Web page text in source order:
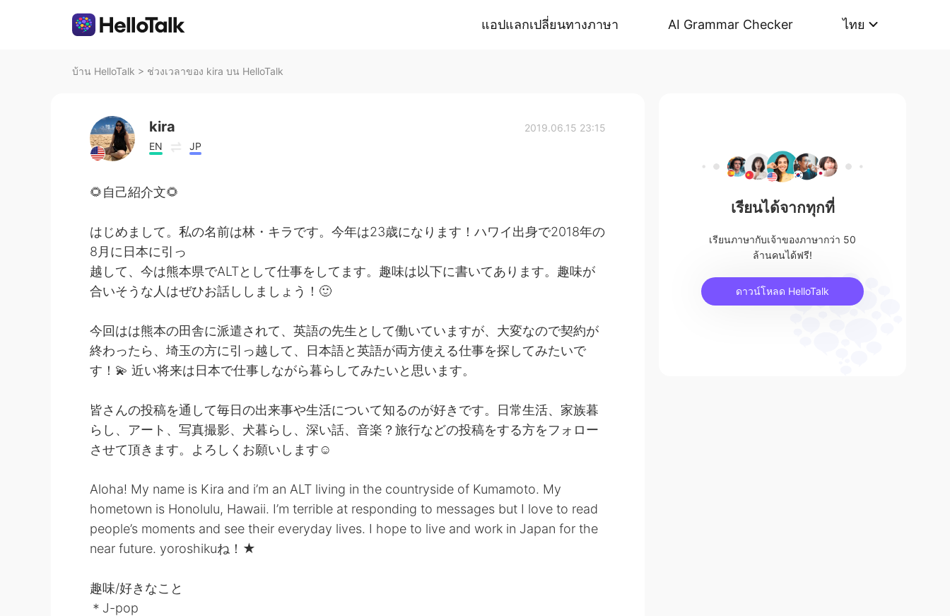
แอปแลกเปลี่ยนทางภาษา AI Grammar Checker ไทย
บ้าน HelloTalk > ช่วงเวลาของ kira บน HelloTalk
kira
EN JP
2019.06.15 23:15
🌻自己紹介文🌻
はじめまして。私の名前は林・キラです。今年は23歳になります！ハワイ出身で2018年の
8月に日本に引っ
越して、今は熊本県でALTとして仕事をしてます。趣味は以下に書いてあります。趣味が
合いそうな人はぜひお話ししましょう！🙂
今回はは熊本の田舎に派遣されて、英語の先生として働いていますが、大変なので契約が
終わったら、埼玉の方に引っ越して、日本語と英語が両方使える仕事を探してみたいで
す！💫 近い将来は日本で仕事しながら暮らしてみたいと思います。
皆さんの投稿を通して毎日の出来事や生活について知るのが好きです。日常生活、家族暮
らし、アート、写真撮影、犬暮らし、深い話、音楽？旅行などの投稿をする方をフォロー
させて頂きます。よろしくお願いします☺︎
Aloha! My name is Kira and i’m an ALT living in the countryside of Kumamoto. My
hometown is Honolulu, Hawaii. I’m terrible at responding to messages but I love to read
people’s moments and see their everyday lives. I hope to live and work in Japan for the
near future. yoroshikuね！★
趣味/好きなこと
＊J-pop
เรียนได้จากทุกที่
เรียนภาษากับเจ้าของภาษากว่า 50
ล้านคนได้ฟรี!
ดาวน์โหลด HelloTalk